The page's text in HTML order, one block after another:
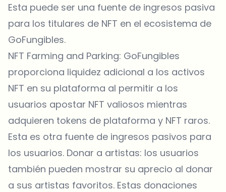
Esta puede ser una fuente de ingresos pasiva
para los titulares de NFT en el ecosistema de
GoFungibles.
NFT Farming and Parking: GoFungibles
proporciona liquidez adicional a los activos
NFT en su plataforma al permitir a los
usuarios apostar NFT valiosos mientras
adquieren tokens de plataforma y NFT raros.
Esta es otra fuente de ingresos pasivos para
los usuarios. Donar a artistas: los usuarios
también pueden mostrar su aprecio al donar
a sus artistas favoritos. Estas donaciones